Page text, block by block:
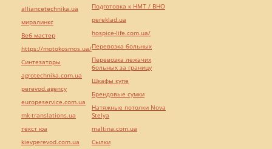
alliancetechnika.ua
миралинкс
Веб мастер
https://motokosmos.ua/
Синтезаторы
agrotechnika.com.ua
perevod.agency
europeservice.com.ua
mk-translations.ua
текст юа
kievperevod.com.ua
Подготовка к НМТ / ВНО
pereklad.ua
hospice-life.com.ua/
Перевозка больных
Перевозка лежачих
больных за границу
Шкафы купе
Брендовые сумки
Натяжные потолки Nova
Stelya
maltina.com.ua
Cылки